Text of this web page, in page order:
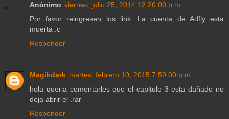
Anónimo viernes, julio 25, 2014 12:20:00 p.m.
Por favor reingresen los link. La cuenta de Adfly esta
muerta :c
Responder
Magikdark martes, febrero 10, 2015 7:59:00 p.m.
hola queria comentarles que el capitulo 3 esta dañado no
deja abrir el .rar
Responder